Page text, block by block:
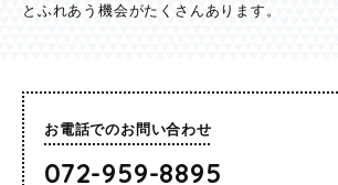
とふれあう機会がたくさんあります。
お電話でのお問い合わせ
072-959-8895